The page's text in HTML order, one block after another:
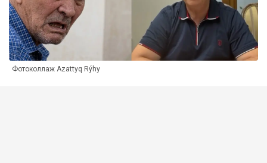
Фотоколлаж Azattyq Rýhy